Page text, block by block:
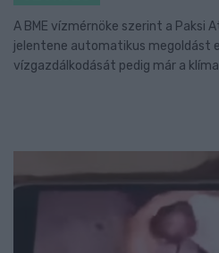
A BME vízmérnöke szerint a Paksi
jelentene automatikus megoldást
vízgazdálkodását pedig már a